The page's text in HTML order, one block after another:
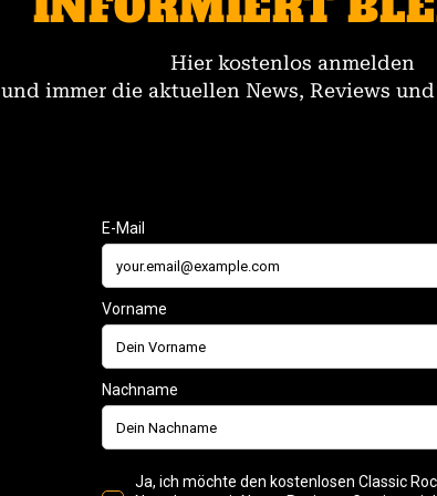
Hier kostenlos anmelden
und immer die aktuellen News, Reviews